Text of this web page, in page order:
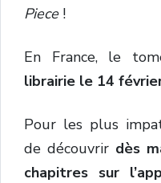
Piece !
En France, le
librairie le 14
Pour les plus
de découvrir dès
chapitres sur